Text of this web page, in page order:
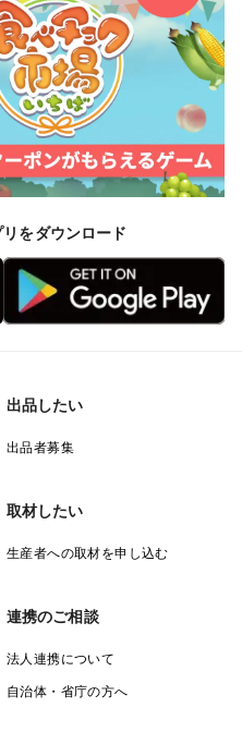
なります。
ますので、そちらをご購
での発送の為、時間指定
ト投函となりますので、
なります。何卒ご了承下
安
発送可能上限の厚みを
される可能性を指摘され
。
ト連携便を採用しており
をダウンロード
出品したい
出品者募集
取材したい
生産者への取材を申し込む
連携のご相談
法人連携について
自治体・省庁の方へ